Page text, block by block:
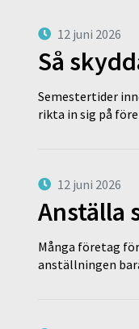
12 juni 2026
Så
Semestertider
rikta in sig på
12 juni 2026
Anställa
Många företag
anställningen